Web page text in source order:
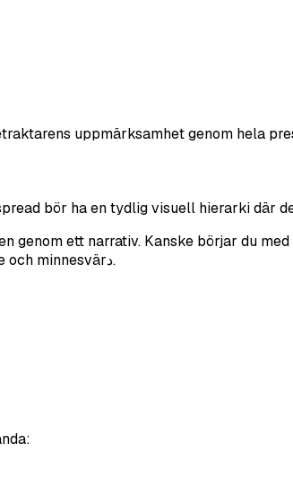
uppmärksamhet genom hela
bör ha en tydlig visuell hierarki där
genom ett narrativ. Kanske börjar du
porträtt. Denna progression gör lookbooken mer engagerande och minnesvärد.